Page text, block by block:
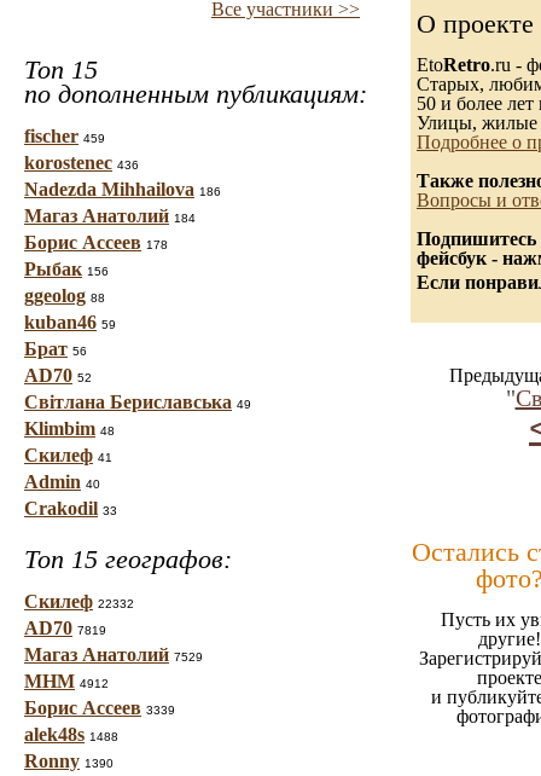
Все участники >>
Топ 15
по дополненным публикациям:
fischer 459
korostenec 436
Nadezda Mihhailova 186
Магаз Анатолий 184
Борис Ассеев 178
Рыбак 156
ggeolog 88
kuban46 59
Брат 56
AD70 52
Світлана Бериславська 49
Klimbim 48
Скилеф 41
Admin 40
Crakodil 33
Топ 15 географов:
Скилеф 22332
AD70 7819
Магаз Анатолий 7529
МНМ 4912
Борис Ассеев 3339
alek48s 1488
Ronny 1390
О проекте
EtoRetro.ru -
Старых,
50 и более лет
Улицы, жилые
Подробнее о
Также
Вопросы и
Подпишитесь
фейсбук -
Если
"
Остались
Пусть их
другие!
проекте
и